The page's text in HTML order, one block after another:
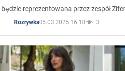
będzie reprezentowana przez zespół
Rozrywka05.03.2025 16:18 3